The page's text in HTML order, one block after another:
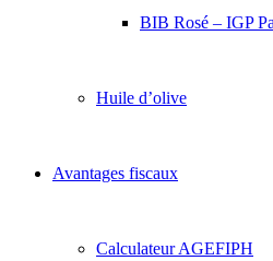
BIB Rosé – IGP
Huile d’olive
Avantages fiscaux
Calculateur AGEFIPH